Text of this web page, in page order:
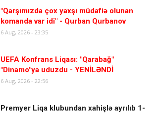
"Qarşımızda çox yaxşı müdafiə olunan
komanda var idi" - Qurban Qurbanov
6 Aug, 2026 - 23:35
UEFA Konfrans Liqası: "Qarabağ"
"Dinamo"ya uduzdu - YENİLƏNDİ
6 Aug, 2026 - 22:56
Premyer Liqa klubundan xahişlə ayrılıb 1-